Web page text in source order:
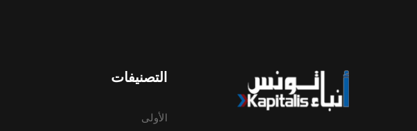
التصنيفات
الأولى